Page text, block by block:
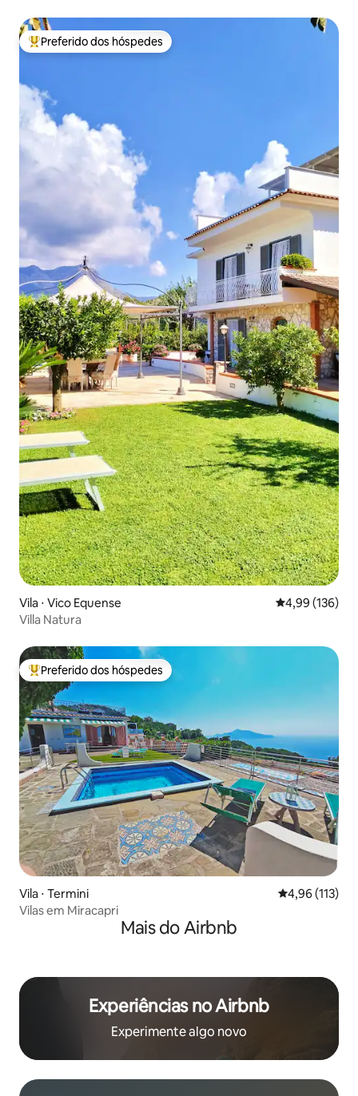
Entre os melhores preferidos dos hóspedes
Preferido dos hóspedes
Vila ⋅ Vico Equense 4,99 de uma
4,99 (136)
Villa Natura
Entre os melhores preferidos dos hóspedes
Preferido dos hóspedes
Vila ⋅ Termini 4,96 de uma
4,96 (113)
Vilas em Miracapri
Mais do Airbnb
Experiências no Airbnb
Experimente algo novo